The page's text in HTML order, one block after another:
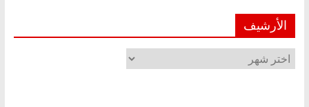
الأرشيف
الأرشيف